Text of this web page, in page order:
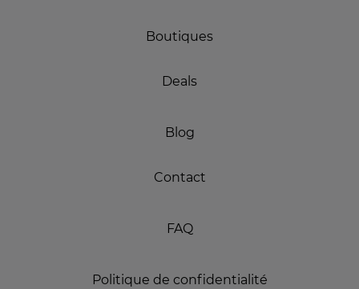
Boutiques
Deals
Blog
Contact
FAQ
Politique de confidentialité